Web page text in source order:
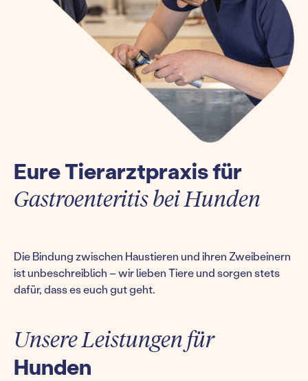
Eure Tierarztpraxis für
Gastroenteritis bei Hunden
Die Bindung zwischen Haustieren und ihren Zweibeinern
ist unbeschreiblich – wir lieben Tiere und sorgen stets
dafür, dass es euch gut geht.
Unsere Leistungen für
Hunden